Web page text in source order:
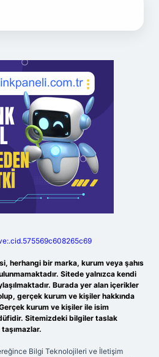
herhangi bir marka, kurum veya şahıs
Sitede yalnızca kendi
Burada yer alan içerikler
gerçek kurum ve kişiler hakkında
kurum ve kişiler ile isim
Sitemizdeki bilgiler taslak
Bilgi Teknolojileri ve İletişim